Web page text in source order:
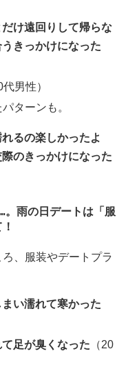
け遠回りして帰らな
きっかけになった
代男性）
ターンも。
るの楽しかったよ
のきっかけになった
。雨の日デートは「服
、服装やデートプラ
い濡れて寒かった
足が臭くなった （20